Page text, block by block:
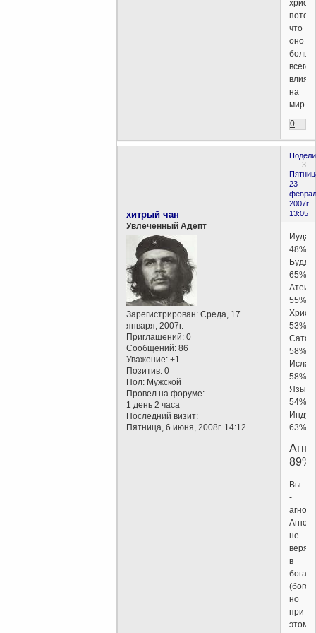
что
оно
всего
на
мир.
0
3
23
2007г.
13:05
хитрый чан
Увлеченный Адепт
Зарегистрирован: Среда, 17
января, 2007г.
Приглашений: 0
Сообщений: 86
Уважение: +1
Позитив: 0
Пол: Мужской
Провел на форуме:
1 день 2 часа
Последний визит:
Пятница, 6 июня, 2008г. 14:12
48%
65%
55%
53%
58%
58%
54%
63%
89%
Вы
-
не
верят
в
бога
но
при
этом